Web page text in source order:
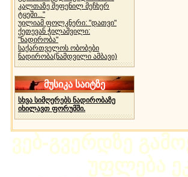
კალთაზე შეფენილ მეჩხერ
ტყეში..."
უილიამ ფოლკნერი: "დათვი"
ქეთევან ჭილაშვილი:
"ნადირობა"
საქართველოს ობობები
ნადირობა(ნამდვილი ამბავი)
მუსიკა საიტზე
სხვა სიმღერებს ნადირობაზე
იხილავთ ფორუმში.
ვებ-გვერდზე
უფლება